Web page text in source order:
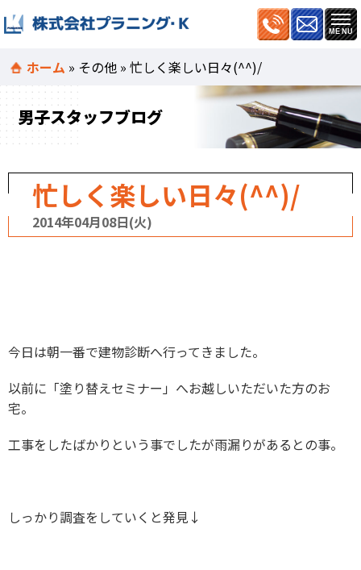
ホーム » その他 »忙しく楽しい日々(^^)/
男子スタッフブログ
忙しく楽しい日々(^^)/
2014年04月08日(火)
今日は朝一番で建物診断へ行ってきました。
以前に「塗り替えセミナー」へお越しいただいた方のお
宅。
工事をしたばかりという事でしたが雨漏りがあるとの事。
しっかり調査をしていくと発見↓